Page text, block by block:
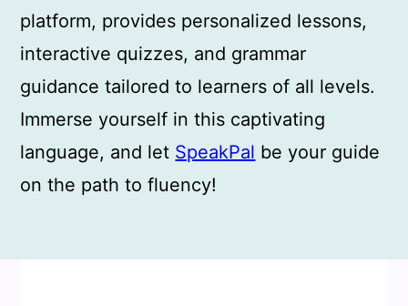
platform, provides personalized lessons,
interactive quizzes, and grammar
guidance tailored to learners of all levels.
Immerse yourself in this captivating
language, and let SpeakPal be your guide
on the path to fluency!